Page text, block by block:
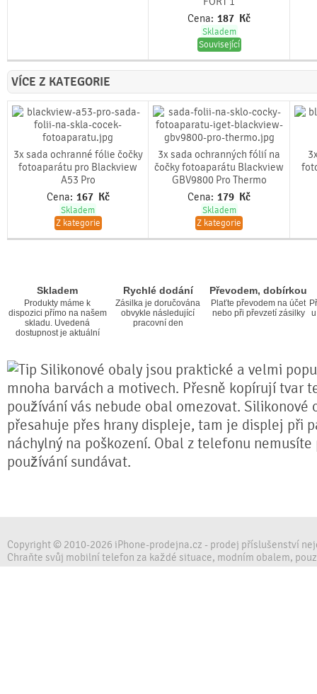
Cena: 187 Kč
Skladem
Související
VÍCE Z KATEGORIE
3x sada ochranné fólie čočky
fotoaparátu pro Blackview
A53 Pro
Cena: 167 Kč
Skladem
Z kategorie
3x sada ochranných fólií na
čočky fotoaparátu Blackview
GBV9800 Pro Thermo
Cena: 179 Kč
Skladem
Z kategorie
Skladem
Produkty máme k
dispozici přímo na našem
skladu. Uvedená
dostupnost je aktuální
Rychlé dodání
Zásilka je doručována
obvykle následující
pracovní den
Převodem, dobírkou
Plaťte převodem na účet
nebo při převzetí zásilky
Silikonové obaly jsou praktické a velmi
mnoha barvách a motivech. Přesně kopírují tvar
používání vás nebude obal omezovat. Silikonové
přesahuje přes hrany displeje, tam je displej při
náchylný na poškození. Obal z telefonu
používání sundávat.
Copyright © 2010-2026 iPhone-prodejna.cz - prodej příslušenství
Chraňte svůj mobilní telefon za každé situace, modním obalem,